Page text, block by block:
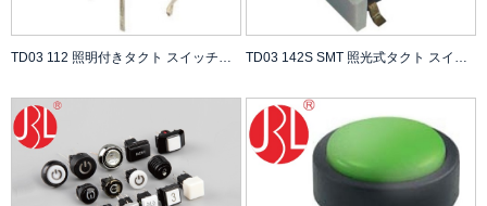
TD03 112 照明付きタクト スイッチ、カバーなし、100,000 サイクル寿命テスト、250gf DC 12V 0.05A 定格 TD03 142S SMT 照光式タクト スイッチ、キャップ付き、100,000 サイクル寿命テスト、250gf DC 12V 0.05A 定格